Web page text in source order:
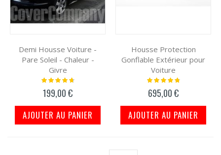
Demi Housse Voiture -
Pare Soleil - Chaleur -
Givre
Notation:
199,00 €
AJOUTER AU PANIER
Housse Protection
Gonflable Extérieur pour
Voiture
Notation:
695,00 €
AJOUTER AU PANIER